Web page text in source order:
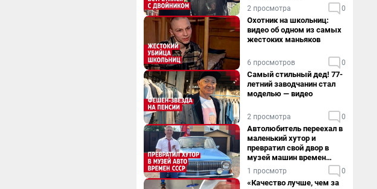
2 просмотра 0
Охотник на школьниц:
видео об одном из самых
жестоких маньяков
6 просмотров 0
Самый стильный дед! 77-
летний заводчанин стал
моделью — видео
2 просмотра 0
Автолюбитель переехал в
маленький хутор и
превратил свой двор в
музей машин времен
СССР. Видео
1 просмотр 0
«Качество лучше, чем за